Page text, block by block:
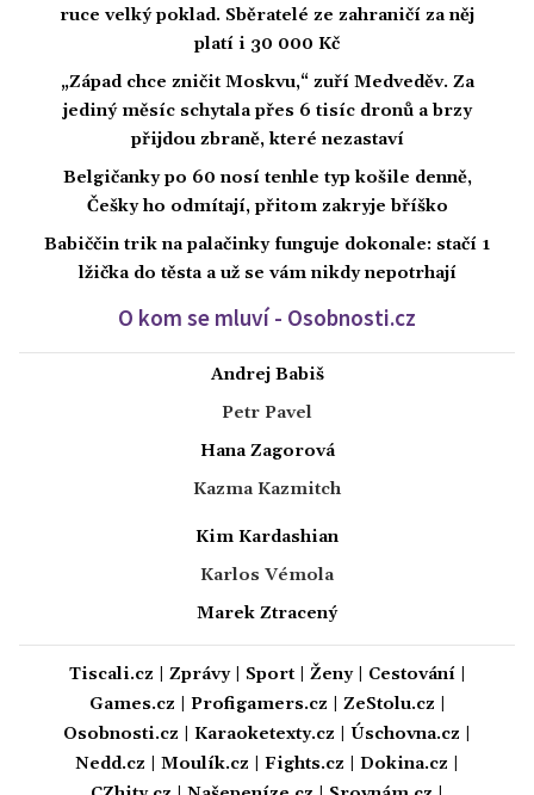
ruce velký poklad. Sběratelé ze zahraničí za něj
platí i 30 000 Kč
„Západ chce zničit Moskvu,“ zuří Medveděv. Za
jediný měsíc schytala přes 6 tisíc dronů a brzy
přijdou zbraně, které nezastaví
Belgičanky po 60 nosí tenhle typ košile denně,
Češky ho odmítají, přitom zakryje bříško
Babiččin trik na palačinky funguje dokonale: stačí 1
lžička do těsta a už se vám nikdy nepotrhají
O kom se mluví - Osobnosti.cz
Andrej Babiš
Petr Pavel
Hana Zagorová
Kazma Kazmitch
Kim Kardashian
Karlos Vémola
Marek Ztracený
Tiscali.cz Zprávy| Sport| Ženy| Cestování|
Games.cz
Profigamers.cz ZeStolu.cz
Osobnosti.cz
Karaoketexty.cz Úschovna.cz
Nedd.cz
Moulík.cz Fights.cz Dokina.cz